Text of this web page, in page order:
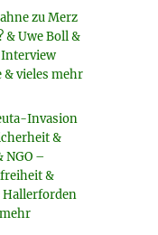
zu Merz
& Uwe Boll &
vieles mehr
Invasion
&
–
&
Hallerforden